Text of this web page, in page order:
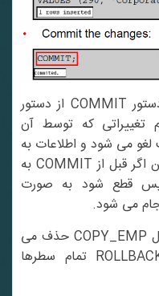
که توسط آن
می شود و اطلاعات به
مقادیر اولیه باز می گردند. همچنین اگر قبل از COMMIT به
قطع شود به صورت
: به اشتباه تمام سطرهای جدول COPY_EMP حذف می
شوند ولی در ادامه با دستور ROLLBACK تمام سطرها